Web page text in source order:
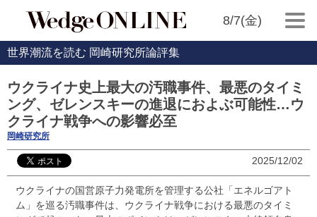
8/7(金)
世界潮流を読む 岡崎研究所論評集
ウクライナ史上最大の汚職事件、最悪のタイミ
ング、ゼレンスキーの進退におよぶ可能性…ウ
クライナ戦争への影響必至
岡崎研究所
2025/12/02
ウクライナの国営原子力発電所を管理する公社「エネルゴアト
ム」を巡る汚職事件は、ウクライナ戦争における最悪のタイミ